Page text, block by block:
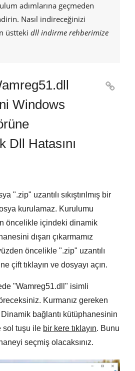
adımlarına geçmeden
Nasıl indireceğinizi
üstteki dll indirme rehberimize
Windows
Dll Hatasını

".zip" uzantılı sıkıştırılmış bir
kurulamaz. Kurulumu
öncelikle içindeki dinamik
dışarı çıkarmamız
öncelikle ".zip" uzantılı
çift tıklayın ve dosyayı açın.
"Wamreg51.dll " isimli
Kurmanız gereken
bağlantı kütüphanesinin
sol tuşu ile bir kere tıklayın. Bunu
seçmiş olacaksınız.